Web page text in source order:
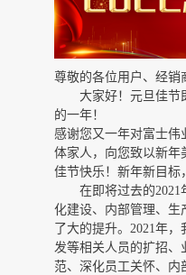
尊敬的各位用户、经销
大家好！元旦佳节
的一年！
感谢您又一年对富士伟
体家人，向您致以新年
佳节快乐！新年新目标
在即将过去的2021
化建设、内部管理、生
了大的提升。2021年
发等相关人员的扩招、
范、深化员工关怀、内